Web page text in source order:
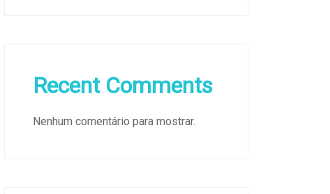
Recent Comments
Nenhum comentário para mostrar.